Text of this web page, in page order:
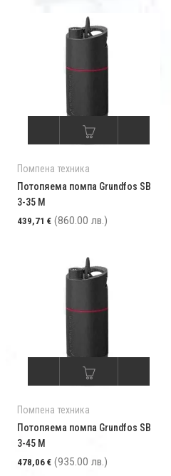
Помпена техника
Потопяема помпа Grundfos SB
3-35 M
439,71€ (860.00 лв.)
Помпена техника
Потопяема помпа Grundfos SB
3-45 M
478,06€ (935.00 лв.)